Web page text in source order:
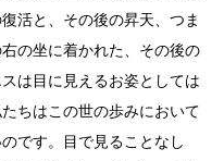
活と、その後の昇天、つま
の坐に着かれた、その後の
は目に見えるお姿としては
ちはこの世の歩みにおいて
です。目で見ることなし